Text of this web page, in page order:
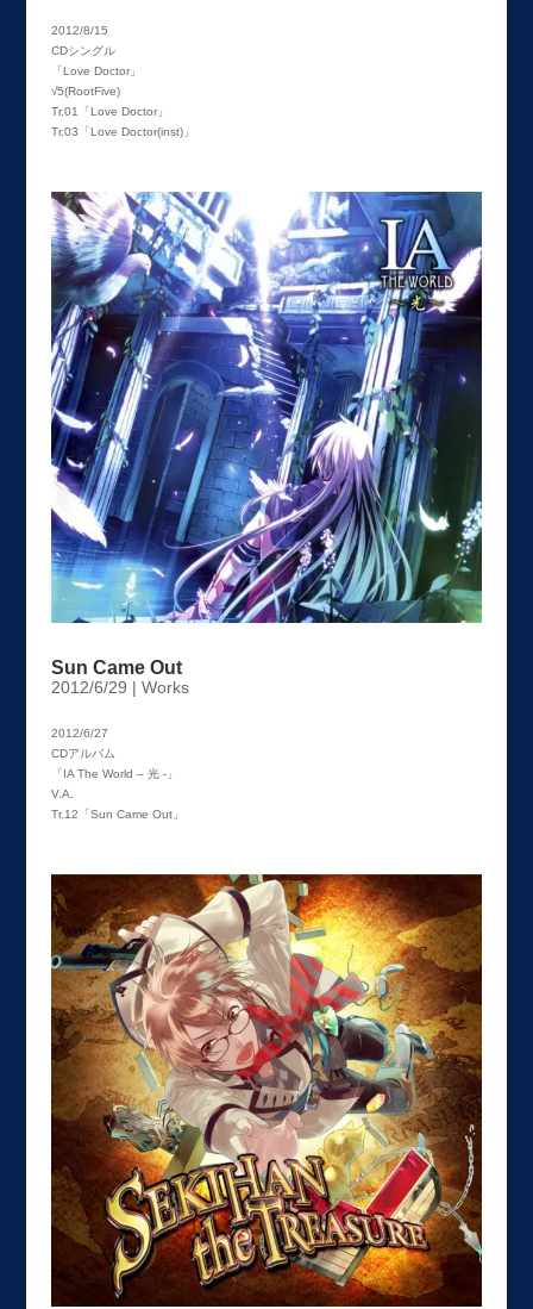
2012/8/15
CDシングル
「Love Doctor」
√5(RootFive)
Tr.01「Love Doctor」
Tr.03「Love Doctor(inst)」
Sun Came Out
2012/6/29 | Works
2012/6/27
CDアルバム
「IA The World – 光 -」
V.A.
Tr.12「Sun Came Out」